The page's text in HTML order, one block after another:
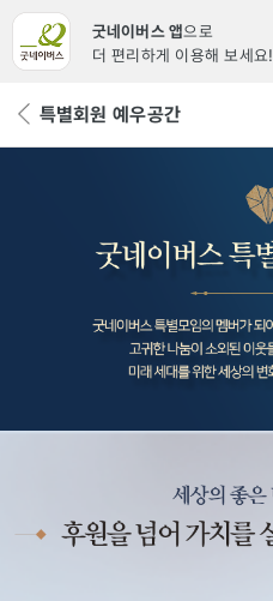
굿네이버스 앱으로
더 편리하게 이용해 보세요!
뒤 특별회원 예우공간